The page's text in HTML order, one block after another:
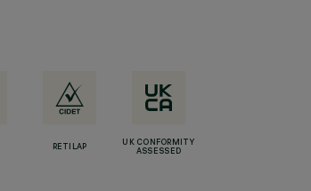
RETILAP
UK CONFORMITY
ASSESSED